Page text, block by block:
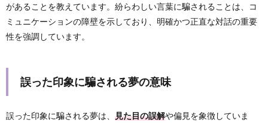
があることを教えています。紛らわしい言葉に騙されることは、コ
ミュニケーションの障壁を示しており、明確かつ正直な対話の重要
性を強調しています。
誤った印象に騙される夢の意味
誤った印象に騙される夢は、 見た目の誤解や偏見を象徴していま